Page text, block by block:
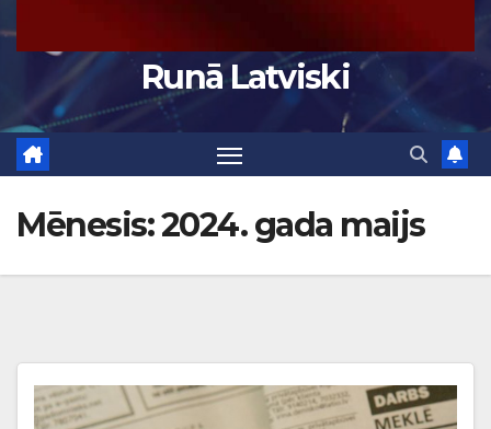
Runā Latviski
Mēnesis:2024. gada maijs